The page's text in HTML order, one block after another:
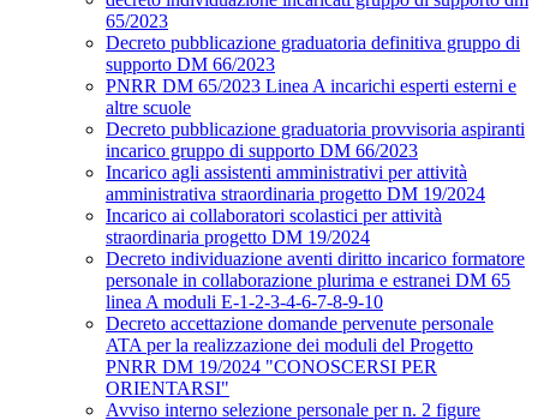
65/2023
Decreto pubblicazione graduatoria definitiva gruppo di
supporto DM 66/2023
PNRR DM 65/2023 Linea A incarichi esperti esterni e
altre scuole
Decreto pubblicazione graduatoria provvisoria aspiranti
incarico gruppo di supporto DM 66/2023
Incarico agli assistenti amministrativi per attività
amministrativa straordinaria progetto DM 19/2024
Incarico ai collaboratori scolastici per attività
straordinaria progetto DM 19/2024
Decreto individuazione aventi diritto incarico formatore
personale in collaborazione plurima e estranei DM 65
linea A moduli E-1-2-3-4-6-7-8-9-10
Decreto accettazione domande pervenute personale
ATA per la realizzazione dei moduli del Progetto
PNRR DM 19/2024 "CONOSCERSI PER
ORIENTARSI"
Avviso interno selezione personale per n. 2 figure